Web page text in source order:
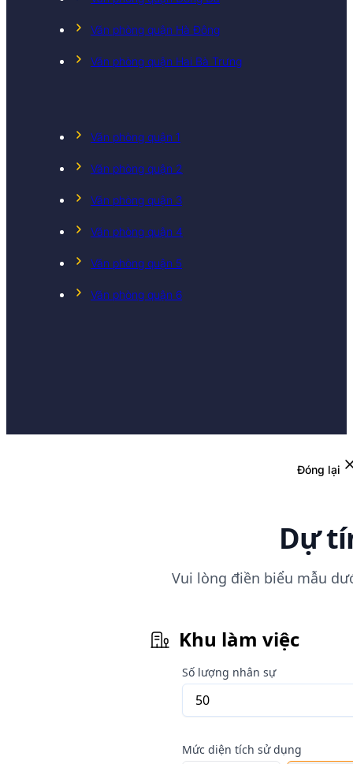
Văn phòng quận Hà Đông
Văn phòng quận Hai Bà Trưng
Văn phòng quận 1
Văn phòng quận 2
Văn phòng quận 3
Văn phòng quận 4
Văn phòng quận 5
Văn phòng quận 6
Đóng lại